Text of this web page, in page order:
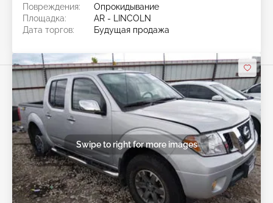
Повреждения:
Опрокидывание
Площадка:
AR - LINCOLN
Дата торгов:
Будущая продажа
Swipe to right for more images